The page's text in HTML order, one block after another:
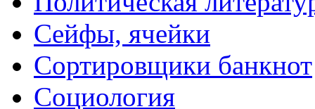
Сейфы, ячейки
Сортировщики банкнот
Социология